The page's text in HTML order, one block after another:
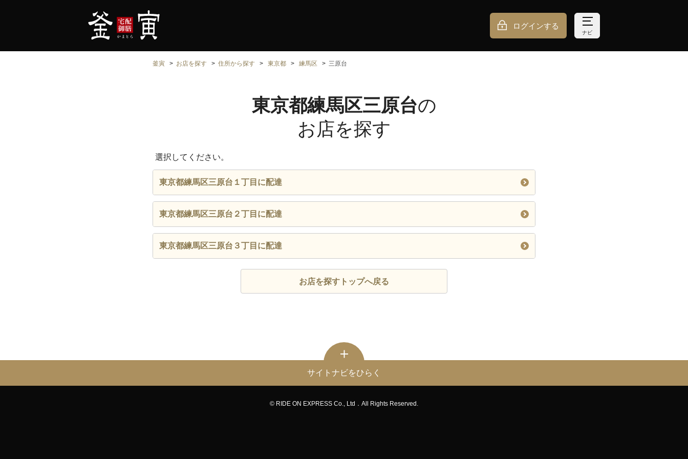
ログインする
ナビ
釜寅 お店を探す 住所から探す 東京都 練馬区 三原台
東京都練馬区三原台の
お店を探す
選択してください。
東京都練馬区三原台１丁目に配達
東京都練馬区三原台２丁目に配達
東京都練馬区三原台３丁目に配達
お店を探すトップへ戻る
サイトナビをひらく
© RIDE ON EXPRESS Co., Ltd．All Rights Reserved.